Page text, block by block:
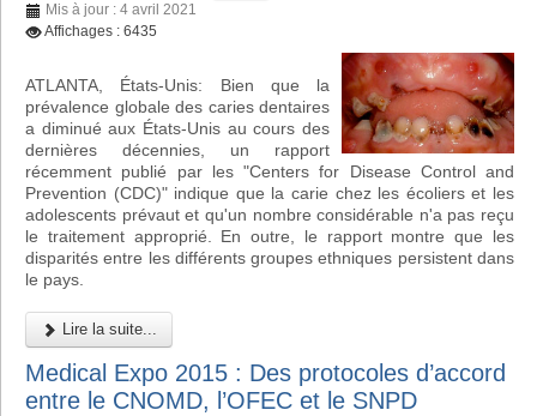
Mis à jour : 4 avril 2021
Affichages : 6435
ATLANTA, États-Unis: Bien que la
prévalence globale des caries dentaires
a diminué aux États-Unis au cours des
dernières décennies, un rapport
récemment publié par les "Centers for Disease Control and
Prevention (CDC)" indique que la carie chez les écoliers et les
adolescents prévaut et qu'un nombre considérable n'a pas reçu
le traitement approprié. En outre, le rapport montre que les
disparités entre les différents groupes ethniques persistent dans
le pays.
Lire la suite...
Medical Expo 2015 : Des protocoles d’accord
entre le CNOMD, l’OFEC et le SNPD